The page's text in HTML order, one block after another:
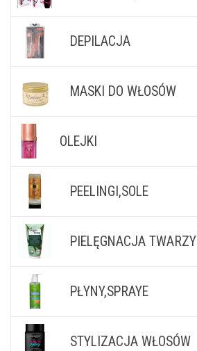
DEPILACJA
MASKI DO WŁOSÓW
OLEJKI
PEELINGI,SOLE
PIELĘGNACJA TWARZY
PŁYNY,SPRAYE
STYLIZACJA WŁOSÓW